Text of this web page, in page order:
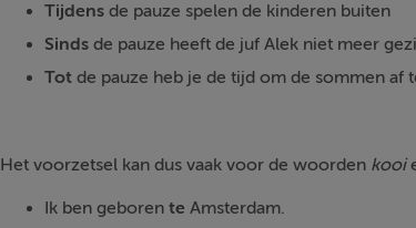
Tijdens de pauze spelen de kinderen buiten
Sinds de pauze heeft de juf Alek niet meer
Tot de pauze heb je de tijd om de sommen af
Het voorzetsel kan dus vaak voor de woordenkooi
Ik ben geboren te Amsterdam.